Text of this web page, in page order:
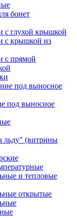
бонет
с глухой крышкой
с крышкой из
с прямой
под выносное
под выносное
льду" (витрины
и тепловые
открытые